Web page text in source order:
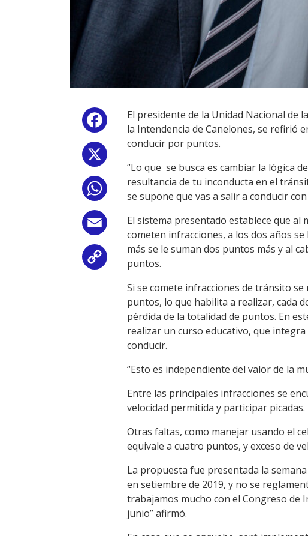
Facebook
Email
Copy
Link
El presidente de la Unidad Nacional de
la Intendencia de Canelones, se refirió
conducir por puntos.
“Lo que se busca es cambiar la lógica
resultancia de tu inconducta en el
se supone que vas a salir a conducir
El sistema presentado establece que
cometen infracciones, a los dos años
más se le suman dos puntos más y al
puntos.
Si se comete infracciones de tránsito
puntos, lo que habilita a realizar, cada
pérdida de la totalidad de puntos. En
realizar un curso educativo, que
conducir.
“Esto es independiente del valor de la
Entre las principales infracciones se
velocidad permitida y participar
Otras faltas, como manejar usando el
equivale a cuatro puntos, y exceso de
La propuesta fue presentada la
en setiembre de 2019, y no se
trabajamos mucho con el Congreso de
junio” afirmó.